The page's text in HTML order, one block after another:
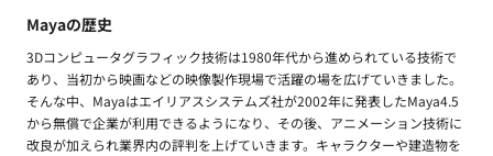
Mayaの歴史
3Dコンピュータグラフィック技術は1980年代から進められている技術で
あり、当初から映画などの映像製作現場で活躍の場を広げていきました。
そんな中、Mayaはエイリアスシステムズ社が2002年に発表したMaya4.5
から無償で企業が利用できるようになり、その後、アニメーション技術に
改良が加えられ業界内の評判を上げていきます。キャラクターや建造物を